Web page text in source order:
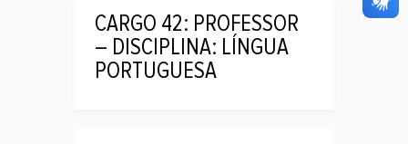
CARGO 42: PROFESSOR
– DISCIPLINA: LÍNGUA
PORTUGUESA